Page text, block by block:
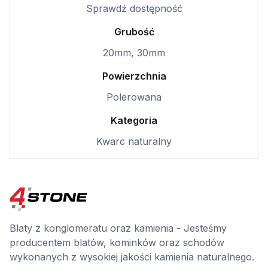
Sprawdź dostępność
Grubość
20mm, 30mm
Powierzchnia
Polerowana
Kategoria
Kwarc naturalny
Blaty z konglomeratu oraz kamienia - Jesteśmy
producentem blatów, kominków oraz schodów
wykonanych z wysokiej jakości kamienia naturalnego.